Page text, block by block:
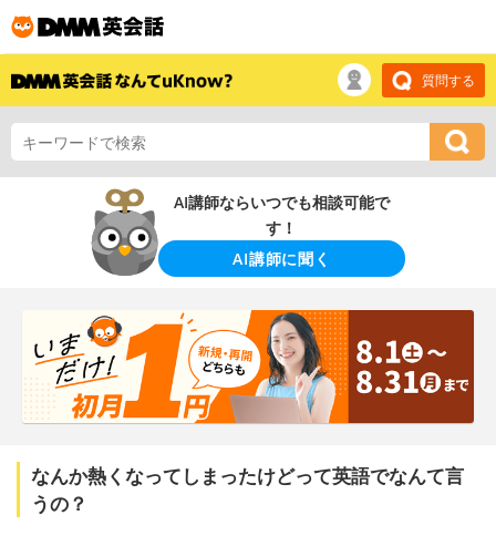
質問する
AI講師ならいつでも相談可能で
す！
AI講師に聞く
なんか熱くなってしまったけどって英語でなんて言
うの？